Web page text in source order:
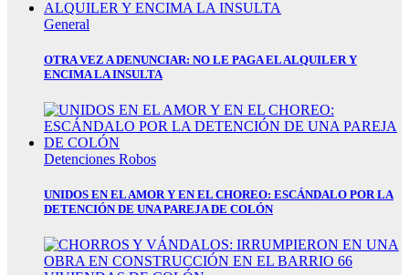
giriş telegram
giriş
giriş
General
OTRA VEZ A DENUNCIAR: NO LE PAGA EL ALQUILER Y
ENCIMA LA INSULTA
Detenciones Robos
UNIDOS EN EL AMOR Y EN EL CHOREO: ESCÁNDALO POR LA
DETENCIÓN DE UNA PAREJA DE COLÓN